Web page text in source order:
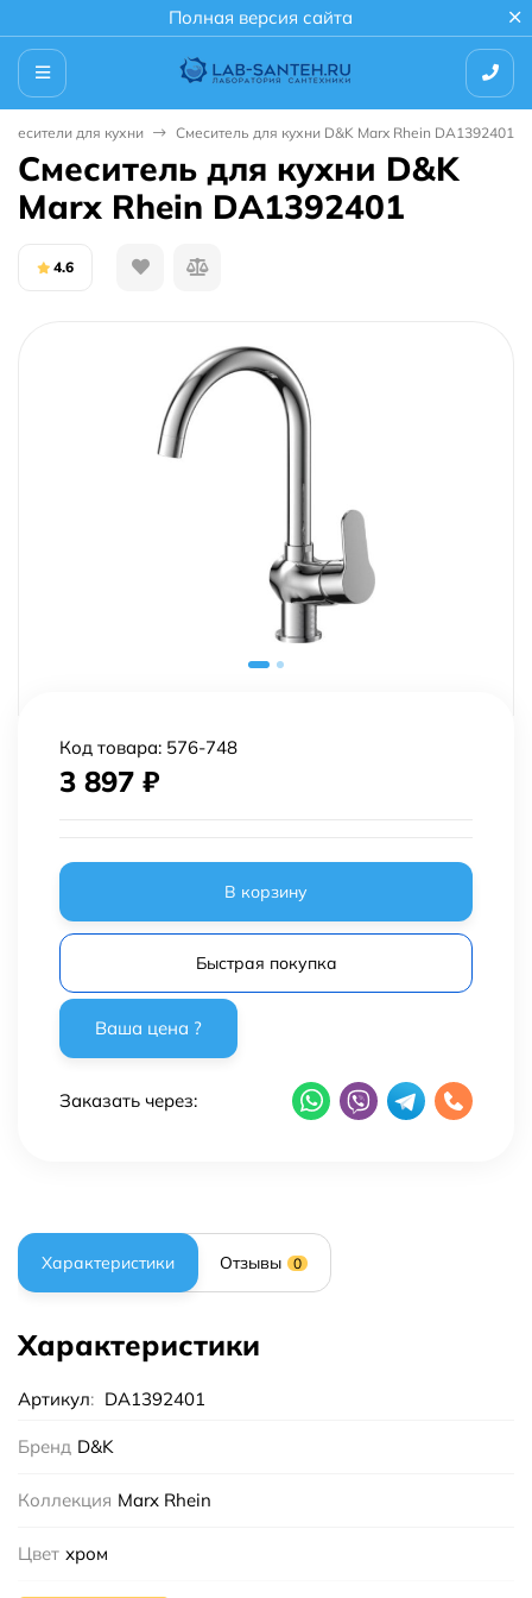
Полная версия сайта
Смесители для кухни Смеситель для кухни D&K Marx Rhein DA1392401
Смеситель для кухни D&K
Marx Rhein DA1392401
4.6
Код товара: 576-748
3 897 ₽
В корзину
Быстрая покупка
Заказать через:
Характеристики Отзывы 0
Характеристики
Артикул: DA1392401
Бренд D&K
Коллекция Marx Rhein
Цвет хром